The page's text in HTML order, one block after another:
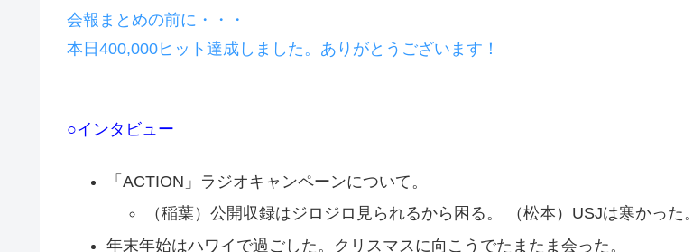
会報まとめの前に・・・
本日400,000ヒット達成しました。ありがとうございます！
○インタビュー
「ACTION」ラジオキャンペーンについて。
（稲葉）公開収録はジロジロ見られるから困る。 （松本）USJは寒かった。
年末年始はハワイで過ごした。クリスマスに向こうでたまたま会った。